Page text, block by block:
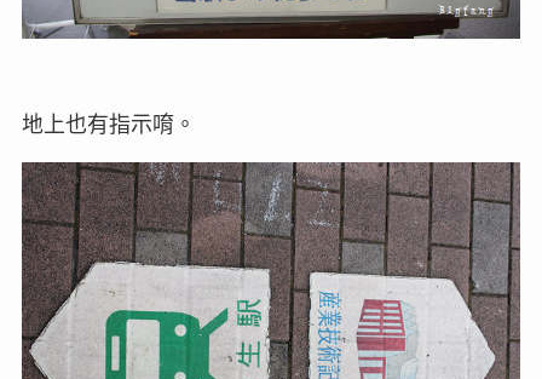
地上也有指示唷。